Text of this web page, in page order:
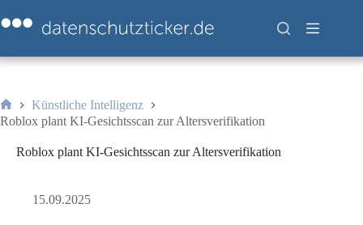
Inhalt
springen
Start
Künstliche Intelligenz
Roblox plant KI-Gesichtsscan zur Altersverifikation
Roblox plant KI-Gesichtsscan zur Altersverifikation
15.09.2025